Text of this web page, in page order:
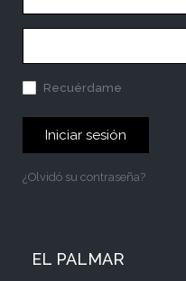
Recuérdame
Iniciar sesión
¿Olvidó su contraseña?
EL PALMAR